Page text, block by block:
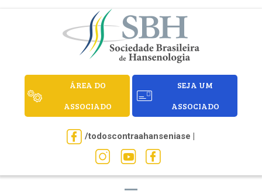
ÁREA DO
ASSOCIADO
SEJA UM
ASSOCIADO
/todoscontraahanseniase |